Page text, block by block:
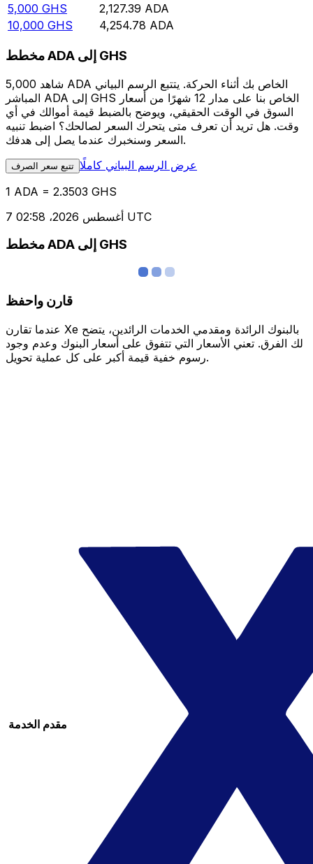
5,000 GHS 2,127.39 ADA
10,000 GHS 4,254.78 ADA
مخطط ADA إلى GHS
شاهد 5,000 ADA الخاص بك أثناء الحركة. يتتبع الرسم البياني
المباشر ADA إلى GHS الخاص بنا على مدار 12 شهرًا من أسعار
السوق في الوقت الحقيقي، ويوضح بالضبط قيمة أموالك في أي
وقت. هل تريد أن تعرف متى يتحرك السعر لصالحك؟ اضبط تنبيه
السعر وسنخبرك عندما يصل إلى هدفك.
تتبع سعر الصرف عرض الرسم البياني كاملًا
1 ADA = 2.3503 GHS
7 أغسطس 2026، 02:58 UTC
مخطط ADA إلى GHS
قارن واحفظ
عندما تقارن Xe بالبنوك الرائدة ومقدمي الخدمات الرائدين، يتضح
لك الفرق. تعني الأسعار التي تتفوق على أسعار البنوك وعدم وجود
رسوم خفية قيمة أكبر على كل عملية تحويل.
مقدم الخدمة